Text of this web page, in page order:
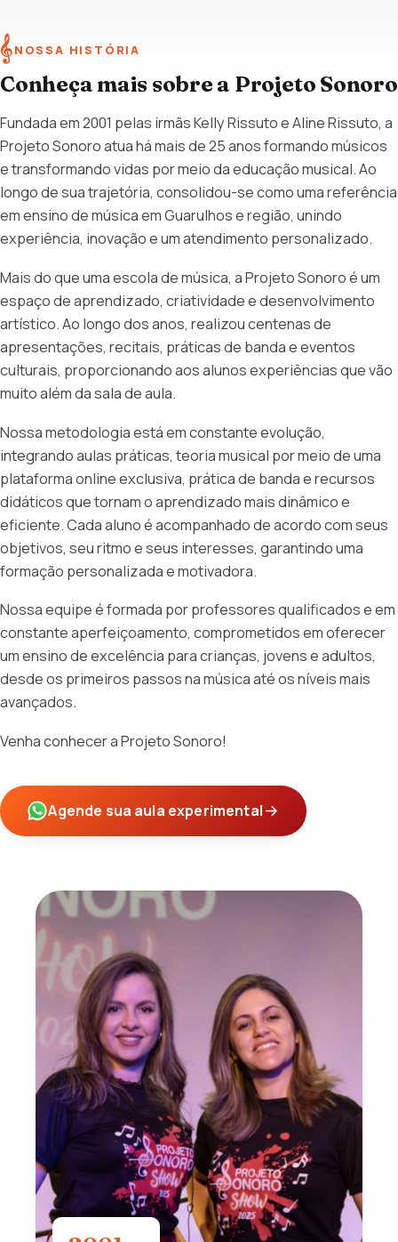
𝄞NOSSA HISTÓRIA
Conheça mais sobre a Projeto Sonoro
Fundada em 2001 pelas irmãs Kelly Rissuto e Aline Rissuto, a
Projeto Sonoro atua há mais de 25 anos formando músicos
e transformando vidas por meio da educação musical. Ao
longo de sua trajetória, consolidou-se como uma referência
em ensino de música em Guarulhos e região, unindo
experiência, inovação e um atendimento personalizado.
Mais do que uma escola de música, a Projeto Sonoro é um
espaço de aprendizado, criatividade e desenvolvimento
artístico. Ao longo dos anos, realizou centenas de
apresentações, recitais, práticas de banda e eventos
culturais, proporcionando aos alunos experiências que vão
muito além da sala de aula.
Nossa metodologia está em constante evolução,
integrando aulas práticas, teoria musical por meio de uma
plataforma online exclusiva, prática de banda e recursos
didáticos que tornam o aprendizado mais dinâmico e
eficiente. Cada aluno é acompanhado de acordo com seus
objetivos, seu ritmo e seus interesses, garantindo uma
formação personalizada e motivadora.
Nossa equipe é formada por professores qualificados e em
constante aperfeiçoamento, comprometidos em oferecer
um ensino de excelência para crianças, jovens e adultos,
desde os primeiros passos na música até os níveis mais
avançados.
Venha conhecer a Projeto Sonoro!
Agende sua aula experimental